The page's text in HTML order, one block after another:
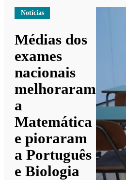
Notícias
Médias dos
exames
nacionais
melhoraram
a
Matemática
e pioraram
a Português
e Biologia